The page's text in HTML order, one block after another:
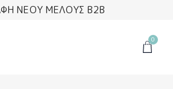
ΝΕΟΥ ΜΕΛΟΥΣ B2B
0
Cart